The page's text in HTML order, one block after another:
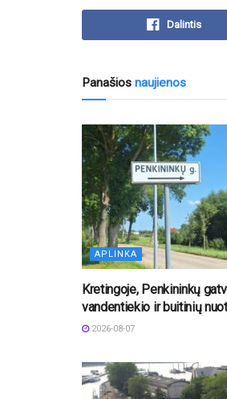
Dalintis
Panašios naujienos
APLINKA
Kretingoje, Penkininkų
vandentiekio ir buitinių
2026-08-07